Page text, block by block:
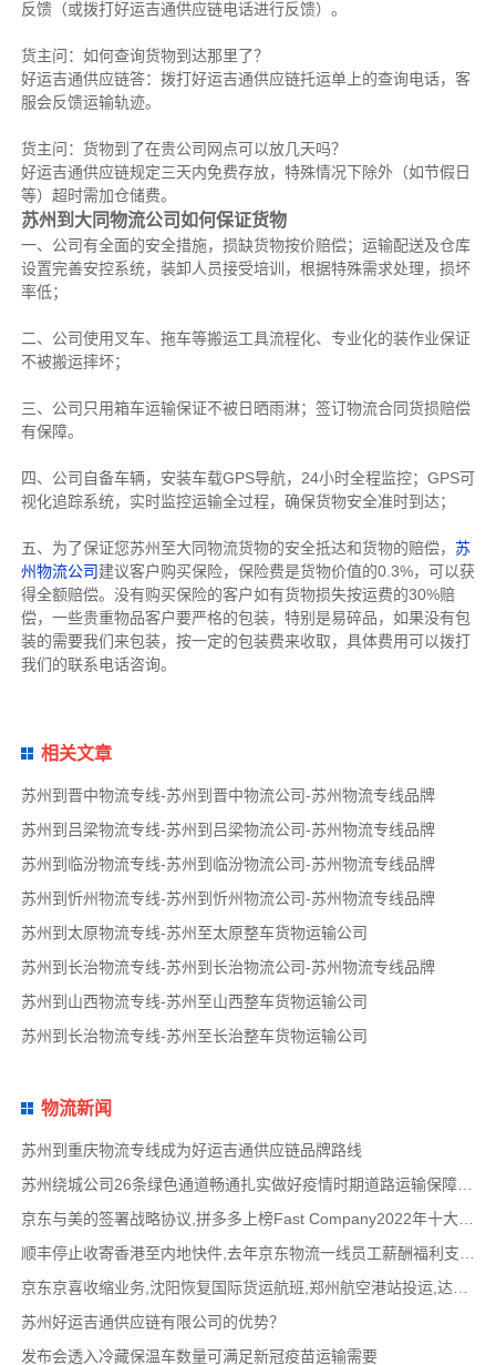
反馈（或拨打好运吉通供应链电话进行反馈）。
货主问：如何查询货物到达那里了？
好运吉通供应链答：拨打好运吉通供应链托运单上的查询电话，客
服会反馈运输轨迹。
货主问：货物到了在贵公司网点可以放几天吗？
好运吉通供应链规定三天内免费存放，特殊情况下除外（如节假日
等）超时需加仓储费。
苏州到大同物流公司如何保证货物
一、公司有全面的安全措施，损缺货物按价赔偿；运输配送及仓库
设置完善安控系统，装卸人员接受培训，根据特殊需求处理，损坏
率低；
二、公司使用叉车、拖车等搬运工具流程化、专业化的装作业保证
不被搬运摔坏；
三、公司只用箱车运输保证不被日晒雨淋；签订物流合同货损赔偿
有保障。
四、公司自备车辆，安装车载GPS导航，24小时全程监控；GPS可
视化追踪系统，实时监控运输全过程，确保货物安全准时到达；
五、为了保证您苏州至大同物流货物的安全抵达和货物的赔偿， 苏
州物流公司建议客户购买保险，保险费是货物价值的0.3%，可以获
得全额赔偿。没有购买保险的客户如有货物损失按运费的30%赔
偿，一些贵重物品客户要严格的包装，特别是易碎品，如果没有包
装的需要我们来包装，按一定的包装费来收取，具体费用可以拨打
我们的联系电话咨询。
相关文章
苏州到晋中物流专线-苏州到晋中物流公司-苏州物流专线品牌
苏州到吕梁物流专线-苏州到吕梁物流公司-苏州物流专线品牌
苏州到临汾物流专线-苏州到临汾物流公司-苏州物流专线品牌
苏州到忻州物流专线-苏州到忻州物流公司-苏州物流专线品牌
苏州到太原物流专线-苏州至太原整车货物运输公司
苏州到长治物流专线-苏州到长治物流公司-苏州物流专线品牌
苏州到山西物流专线-苏州至山西整车货物运输公司
苏州到长治物流专线-苏州至长治整车货物运输公司
物流新闻
苏州到重庆物流专线成为好运吉通供应链品牌路线
苏州绕城公司26条绿色通道畅通扎实做好疫情时期道路运输保障工作
京东与美的签署战略协议,拼多多上榜Fast Company2022年十大创新物流供应链公司名单,路歌战略版
顺丰停止收寄香港至内地快件,去年京东物流一线员工薪酬福利支出达358亿,鲜生活冷链完成10
京东京喜收缩业务,沈阳恢复国际货运航班,郑州航空港站投运,达达快送发布618战报,顺丰发布最
苏州好运吉通供应链有限公司的优势？
发布会透入冷藏保温车数量可满足新冠疫苗运输需要